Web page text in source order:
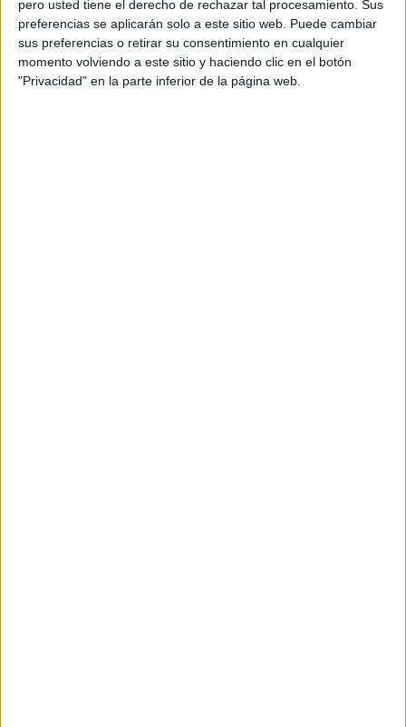
pero usted tiene el derecho de rechazar tal procesamiento. Sus
preferencias se aplicarán solo a este sitio web. Puede cambiar
sus preferencias o retirar su consentimiento en cualquier
momento volviendo a este sitio y haciendo clic en el botón
"Privacidad" en la parte inferior de la página web.
que el presidente ha acudido acompañado de la
vicepresidenta primera de la Ciudad, Mabel Deu, y en la
que también ha participado el secretario de Estado de
Seguridad, Rafael Pérez.